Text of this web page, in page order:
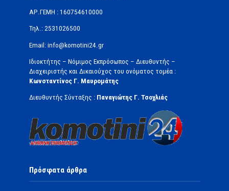
ΑΡ.ΓΕΜΗ : 160754610000
Τηλ.: 2531026500
Email: info@komotini24.gr
Ιδιοκτήτης – Νόμιμος Εκπρόσωπος – Διευθυντής –
Διαχειριστής και Δικαιούχος του ονόματος τομέα :
Κωνσταντίνος Γ. Μαυρομάτης
Διευθυντής Σύνταξης : Παναγιώτης Γ. Τσοχλιάς
Πρόσφατα άρθρα